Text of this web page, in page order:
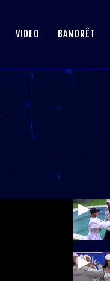
VIDEO BANORËT